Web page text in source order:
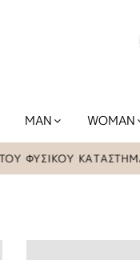
MAN WOMAN
ΚΑΤΑΣΤΗΜΑΤΟΣ